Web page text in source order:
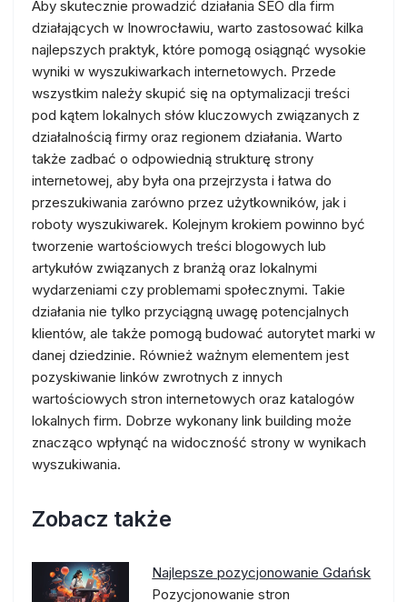
Aby skutecznie prowadzić działania SEO dla firm
działających w Inowrocławiu, warto zastosować kilka
najlepszych praktyk, które pomogą osiągnąć wysokie
wyniki w wyszukiwarkach internetowych. Przede
wszystkim należy skupić się na optymalizacji treści
pod kątem lokalnych słów kluczowych związanych z
działalnością firmy oraz regionem działania. Warto
także zadbać o odpowiednią strukturę strony
internetowej, aby była ona przejrzysta i łatwa do
przeszukiwania zarówno przez użytkowników, jak i
roboty wyszukiwarek. Kolejnym krokiem powinno być
tworzenie wartościowych treści blogowych lub
artykułów związanych z branżą oraz lokalnymi
wydarzeniami czy problemami społecznymi. Takie
działania nie tylko przyciągną uwagę potencjalnych
klientów, ale także pomogą budować autorytet marki w
danej dziedzinie. Również ważnym elementem jest
pozyskiwanie linków zwrotnych z innych
wartościowych stron internetowych oraz katalogów
lokalnych firm. Dobrze wykonany link building może
znacząco wpłynąć na widoczność strony w wynikach
wyszukiwania.
Zobacz także
Najlepsze pozycjonowanie Gdańsk
Pozycjonowanie stron